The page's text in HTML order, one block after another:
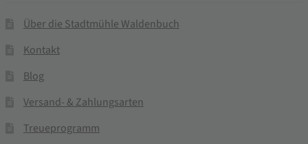
Über die Stadtmühle Waldenbuch
Kontakt
Blog
Versand- & Zahlungsarten
Treueprogramm